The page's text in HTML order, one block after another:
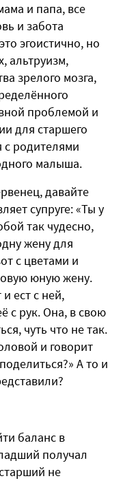
и папа, все
и забота
эгоистично, но
альтруизм,
зрелого мозга,
проблемой и
для старшего
с родителями
малыша.
давайте
супруге: «Ты у
так чудесно,
жену для
с цветами и
юную жену.
ест с ней,
с рук. Она, в свою
чуть что не так.
и говорит
А то и
баланс в
получал
не